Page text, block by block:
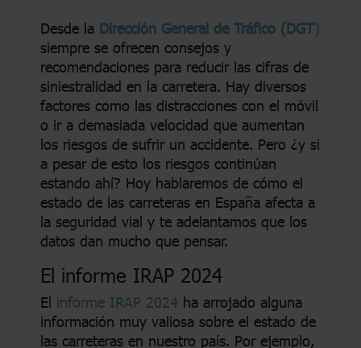
Desde la Dirección General de Tráfico (DGT)
siempre se ofrecen consejos y
recomendaciones para reducir las cifras de
siniestralidad en la carretera. Hay diversos
factores como las distracciones con el móvil
o ir a demasiada velocidad que aumentan
los riesgos de sufrir un accidente. Pero ¿y si
a pesar de esto los riesgos continúan
estando ahí? Hoy hablaremos de cómo el
estado de las carreteras en España afecta a
la seguridad vial y te adelantamos que los
datos dan mucho que pensar.
El informe IRAP 2024
El informe IRAP 2024 ha arrojado alguna
información muy valiosa sobre el estado de
las carreteras en nuestro país. Por ejemplo,